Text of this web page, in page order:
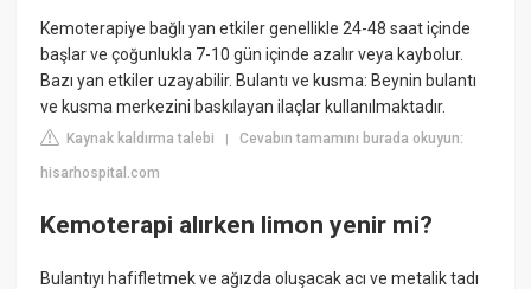
Kemoterapiye bağlı yan etkiler genellikle 24-48 saat içinde
başlar ve çoğunlukla 7-10 gün içinde azalır veya kaybolur.
Bazı yan etkiler uzayabilir. Bulantı ve kusma: Beynin bulantı
ve kusma merkezini baskılayan ilaçlar kullanılmaktadır.
Kaynak kaldırma talebi |Cevabın tamamını burada okuyun:
hisarhospital.com
Kemoterapi alırken limon yenir mi?
Bulantıyı hafifletmek ve ağızda oluşacak acı ve metalik tadı